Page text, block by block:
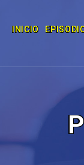
INICIO